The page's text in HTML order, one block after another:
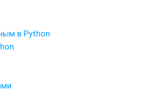
в Python